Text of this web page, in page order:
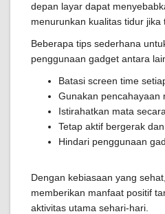
depan layar dapat
menurunkan kualitas tidur jika
Beberapa tips sederhana
penggunaan gadget antara
Batasi screen time
Gunakan pencahayaan
Istirahatkan mata
Tetap aktif bergerak
Hindari penggunaan
Dengan kebiasaan yang
memberikan manfaat positif
aktivitas utama sehari-hari.